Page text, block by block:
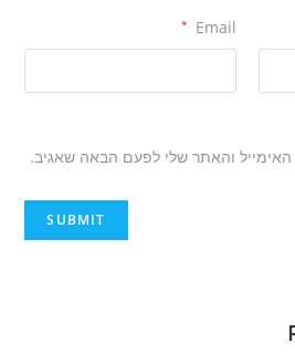
Email
*
והאתר שלי לפעם הבאה שאגיב.